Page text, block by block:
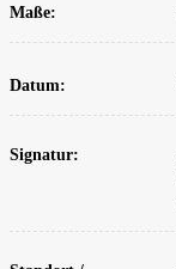
Maße:
Datum:
Signatur: